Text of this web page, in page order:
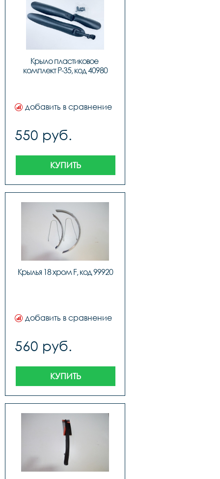
Крыло пластиковое
комплект P-35, код 40980
добавить в сравнение
550 руб.
КУПИТЬ
Крылья 18 хром F, код 99920
добавить в сравнение
560 руб.
КУПИТЬ